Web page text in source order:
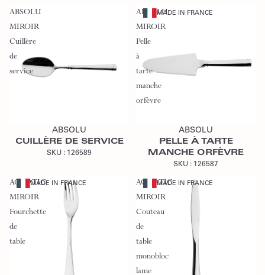
ABSOLU
MIROIR
Cuillère
de
service
ABSOLU
CUILLÈRE DE SERVICE
SKU : 126589
ABSOLU
MIROIR
Pelle
à
tarte
manche
orfèvre
MADE IN FRANCE
ABSOLU
PELLE À TARTE
MANCHE ORFÈVRE
SKU : 126587
AQUATIC
MIROIR
Fourchette
de
table
MADE IN FRANCE
AQUATIC
MIROIR
Couteau
de
table
monobloc
lame
MADE IN FRANCE